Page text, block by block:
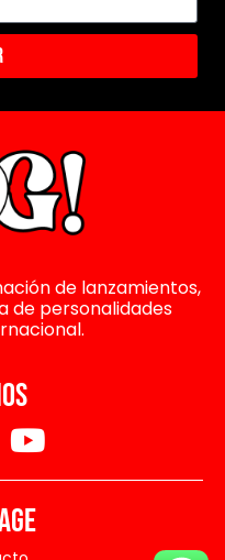
de lanzamientos,
de personalidades